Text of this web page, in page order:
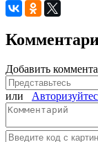
Добавить
или